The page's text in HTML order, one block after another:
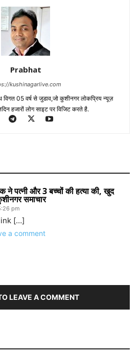
Prabhat
kushinagarlive.com
05 वर्ष से जुडाव,जो कुशीनगर लोकप्रिय न्यूज़
हजारों लोग साइट पर विजिट करते है.
ने पत्नी और 3 बच्चों की हत्या की, खुद
समाचार
pm
[…]
a comment
LEAVE A COMMENT